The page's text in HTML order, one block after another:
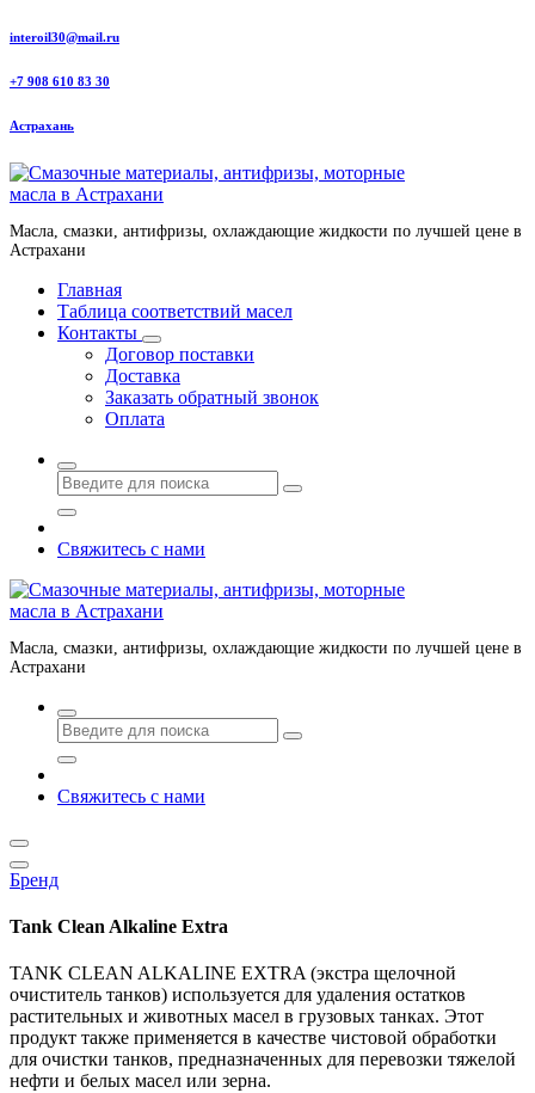
Перейти
содержанию
interoil30@mail.ru
+7 908 610 83 30
Астрахань
Масла, смазки, антифризы, охлаждающие жидкости по лучшей цене в
Астрахани
Главная
Таблица соответствий масел
Контакты
Договор поставки
Доставка
Заказать обратный звонок
Оплата
Свяжитесь с нами
Масла, смазки, антифризы, охлаждающие жидкости по лучшей цене в
Астрахани
Свяжитесь с нами
Бренд
Tank Clean Alkaline Extra
TANK CLEAN ALKALINE EXTRA (экстра щелочной
очиститель танков) используется для удаления остатков
растительных и животных масел в грузовых танках. Этот
продукт также применяется в качестве чистовой обработки
для очистки танков, предназначенных для перевозки тяжелой
нефти и белых масел или зерна.